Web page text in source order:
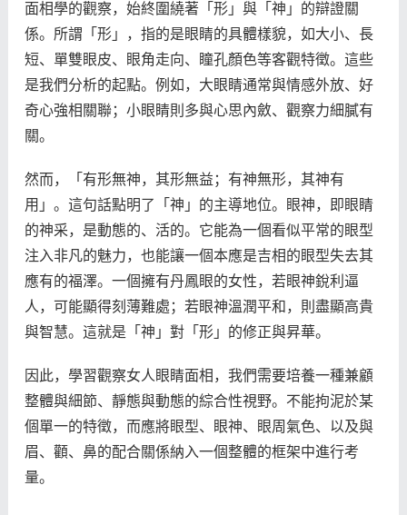
面相學的觀察，始終圍繞著「形」與「神」的辯證關
係。所謂「形」，指的是眼睛的具體樣貌，如大小、長
短、單雙眼皮、眼角走向、瞳孔顏色等客觀特徵。這些
是我們分析的起點。例如，大眼睛通常與情感外放、好
奇心強相關聯；小眼睛則多與心思內斂、觀察力細膩有
關。
然而，「有形無神，其形無益；有神無形，其神有
用」。這句話點明了「神」的主導地位。眼神，即眼睛
的神采，是動態的、活的。它能為一個看似平常的眼型
注入非凡的魅力，也能讓一個本應是吉相的眼型失去其
應有的福澤。一個擁有丹鳳眼的女性，若眼神銳利逼
人，可能顯得刻薄難處；若眼神溫潤平和，則盡顯高貴
與智慧。這就是「神」對「形」的修正與昇華。
因此，學習觀察女人眼睛面相，我們需要培養一種兼顧
整體與細節、靜態與動態的綜合性視野。不能拘泥於某
個單一的特徵，而應將眼型、眼神、眼周氣色、以及與
眉、顴、鼻的配合關係納入一個整體的框架中進行考
量。